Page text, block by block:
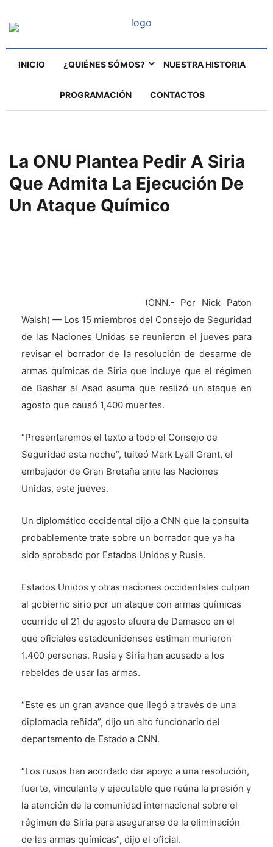
INICIO ¿QUIÉNES SÓMOS? NUESTRA HISTORIA
PROGRAMACIÓN CONTACTOS
La ONU Plantea Pedir A Siria
Que Admita La Ejecución De
Un Ataque Químico
(CNN.- Por Nick Paton
Walsh) — Los 15 miembros del Consejo de Seguridad
de las Naciones Unidas se reunieron el jueves para
revisar el borrador de la resolución de desarme de
armas químicas de Siria que incluye que el régimen
de Bashar al Asad asuma que realizó un ataque en
agosto que causó 1,400 muertes.
“Presentaremos el texto a todo el Consejo de
Seguridad esta noche”, tuiteó Mark Lyall Grant, el
embajador de Gran Bretaña ante las Naciones
Unidas, este jueves.
Un diplomático occidental dijo a CNN que la consulta
probablemente trate sobre un borrador que ya ha
sido aprobado por Estados Unidos y Rusia.
Estados Unidos y otras naciones occidentales culpan
al gobierno sirio por un ataque con armas químicas
ocurrido el 21 de agosto afuera de Damasco en el
que oficiales estadounidenses estiman murieron
1.400 personas. Rusia y Siria han acusado a los
rebeldes de usar las armas.
“Este es un gran avance que llegó a través de una
diplomacia reñida”, dijo un alto funcionario del
departamento de Estado a CNN.
“Los rusos han acordado dar apoyo a una resolución,
fuerte, vinculante y ejecutable que reúna la presión y
la atención de la comunidad internacional sobre el
régimen de Siria para asegurarse de la eliminación
de las armas químicas”, dijo el oficial.